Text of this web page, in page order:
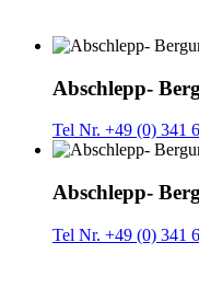
Abschlepp-
Tel Nr. +49 (0) 341
Abschlepp-
Tel Nr. +49 (0) 341